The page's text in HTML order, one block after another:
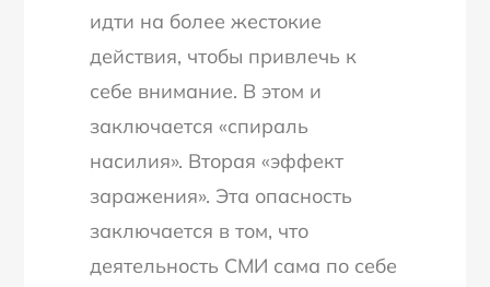
идти на более жестокие
действия, чтобы привлечь к
себе внимание. В этом и
заключается «спираль
насилия». Вторая «эффект
заражения». Эта опасность
заключается в том, что
деятельность СМИ сама по себе